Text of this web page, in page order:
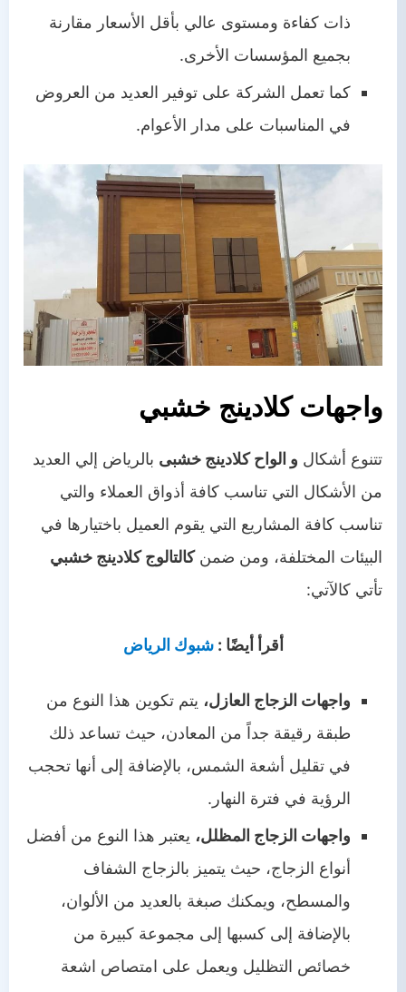
ذات كفاءة ومستوى عالي بأقل الأسعار مقارنة
بجميع المؤسسات الأخرى.
كما تعمل الشركة على توفير العديد من العروض
في المناسبات على مدار الأعوام.
واجهات كلادينج خشبي
تتنوع أشكال و الواح كلادينج خشبى بالرياض إلي العديد
من الأشكال التي تناسب كافة أذواق العملاء والتي
تناسب كافة المشاريع التي يقوم العميل باختيارها في
البيئات المختلفة، ومن ضمنكالتالوج كلادينج خشبي
تأتي كالآتي:
أقرأ أيضًا :شبوك الرياض
واجهات الزجاج العازل، يتم تكوين هذا النوع من
طبقة رقيقة جداً من المعادن، حيث تساعد ذلك
في تقليل أشعة الشمس، بالإضافة إلى أنها تحجب
الرؤية في فترة النهار.
واجهات الزجاج المظلل، يعتبر هذا النوع من أفضل
أنواع الزجاج، حيث يتميز بالزجاج الشفاف
والمسطح، ويمكنك صبغة بالعديد من الألوان،
بالإضافة إلى كسبها إلى مجموعة كبيرة من
خصائص التظليل ويعمل على امتصاص اشعة